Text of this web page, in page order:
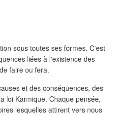
sous toutes ses formes. C'est
liées à l'existence des
faire ou fera.
et des conséquences, des
loi Karmique. Chaque pensée,
lesquelles attirent vers nous